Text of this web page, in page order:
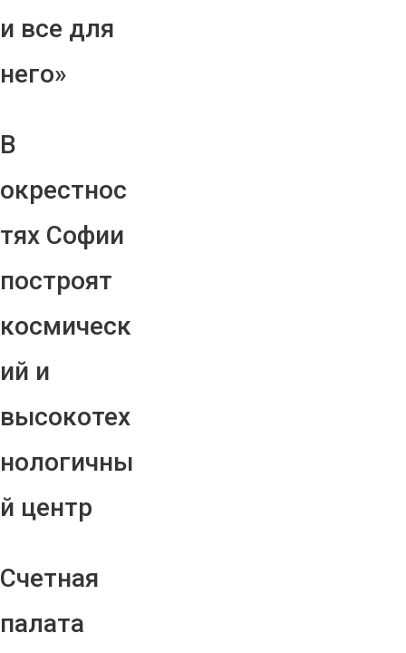
и все для
него»
В
окрестнос
тях Софии
построят
космическ
ий и
высокотех
нологичны
й центр
Счетная
палата